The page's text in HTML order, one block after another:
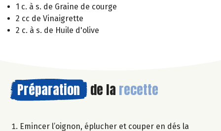
1 c. à s. de Graine de courge
2 cc de Vinaigrette
2 c. à s. de Huile d'olive
Préparation de la recette
Emincer l’oignon, éplucher et couper en dés la